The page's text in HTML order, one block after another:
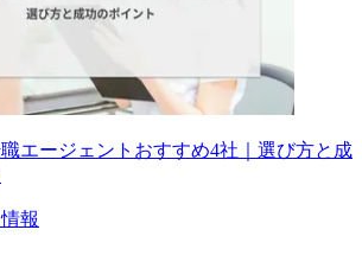
エージェントおすすめ4社｜選び方と成
報